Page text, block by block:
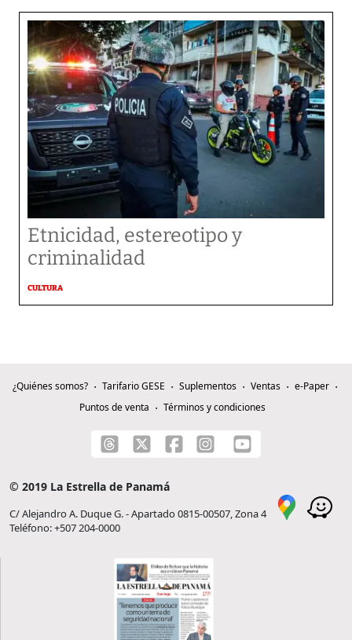
Etnicidad, estereotipo y
criminalidad
CULTURA
¿Quiénes somos? Tarifario GESE Suplementos Ventas
e-Paper
Puntos de venta
Términos y condiciones
© 2019 La Estrella de Panamá
C/ Alejandro A. Duque G. - Apartado 0815-00507, Zona 4
Teléfono: +507 204-0000